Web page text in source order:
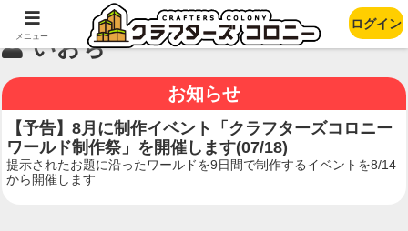
いおち
お知らせ
【予告】8月に制作イベント「クラフターズコロニー
ワールド制作祭」を開催します(07/18)
提示されたお題に沿ったワールドを9日間で制作するイベントを8/14
から開催します
メニュー
ログイン